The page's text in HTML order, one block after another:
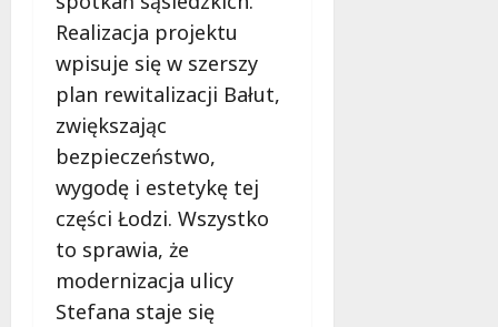
Realizacja projektu
wpisuje się w szerszy
plan rewitalizacji Bałut,
zwiększając
bezpieczeństwo,
wygodę i estetykę tej
części Łodzi. Wszystko
to sprawia, że
modernizacja ulicy
Stefana staje się